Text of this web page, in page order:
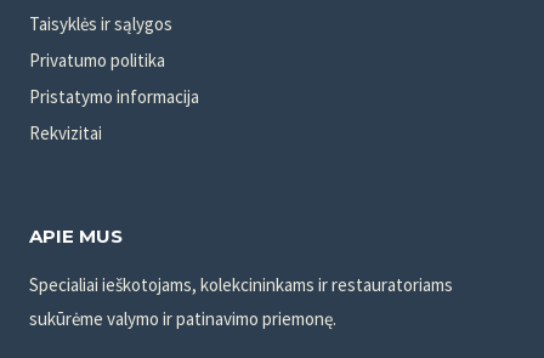
Taisyklės ir sąlygos
Privatumo politika
Pristatymo informacija
Rekvizitai
APIE MUS
Specialiai ieškotojams, kolekcininkams ir restauratoriams
sukūrėme valymo ir patinavimo priemonę.